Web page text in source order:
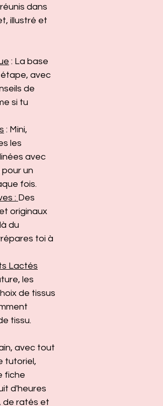
dans
illustré et
: La base
avec
de
si tu
: Mini,
les
avec
un
fois.
: Des
originaux
du
toi à
Lactés
les
de tissus
tissu.
avec tout
tutoriel,
fiche
d'heures
de ratés et